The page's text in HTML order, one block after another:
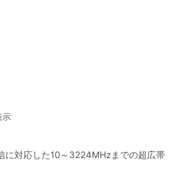
示
に対応した10～3224MHzまでの超広帯